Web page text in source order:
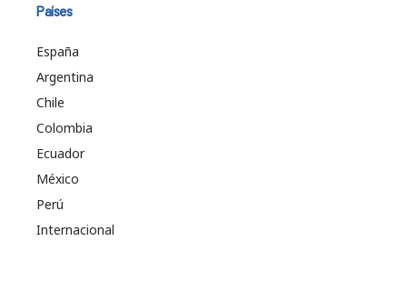
Países
España
Argentina
Chile
Colombia
Ecuador
México
Perú
Internacional